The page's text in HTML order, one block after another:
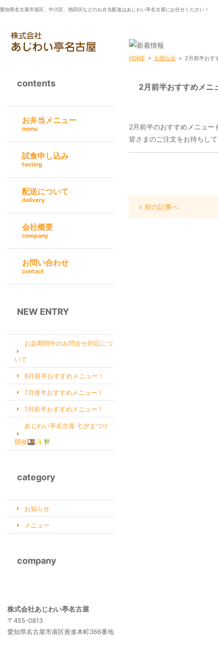
愛知県名古屋市港区、中川区、熱田区などのお弁当配達はあじわい亭名古屋にお任せください！
HOME > お知らせ > 2月前半お
2月前半おすすめメニ
2月前半のおすすめメニュー
皆さまのご注文をお待ちし
« 前の記事へ
contents
お弁当メニュー
menu
試食申し込み
tasting
配送について
delivery
会社概要
company
お問い合わせ
contact
NEW ENTRY
お盆期間中のお問合せ対応につ
いて
8月前半おすすめメニュー！
7月後半おすすめメニュー！
7月前半おすすめメニュー！
あじわい亭名古屋 七夕まつり
開催🍱✨🎋
category
お知らせ
メニュー
company
株式会社あじわい亭名古屋
〒455-0813
愛知県名古屋市港区善進本町366番地